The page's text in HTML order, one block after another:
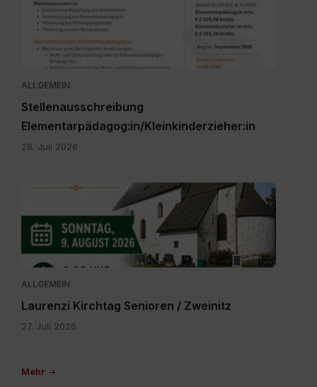
Bezirk
Feldkirchen
St.
Veit.pdf
ALLGEMEIN
Stellenausschreibung
Elementarpädagog:in/Kleinkinderzieher:in
28. Juli 2026
IMG-
WA0000.jpg
ALLGEMEIN
Laurenzi Kirchtag Senioren / Zweinitz
27. Juli 2026
Mehr